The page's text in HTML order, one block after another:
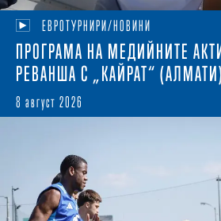
ЕВРОТУРНИРИ/НОВИНИ
ПРОГРАМА НА МЕДИЙНИТЕ
РЕВАНША С „КАЙРАТ“
8 август 2026